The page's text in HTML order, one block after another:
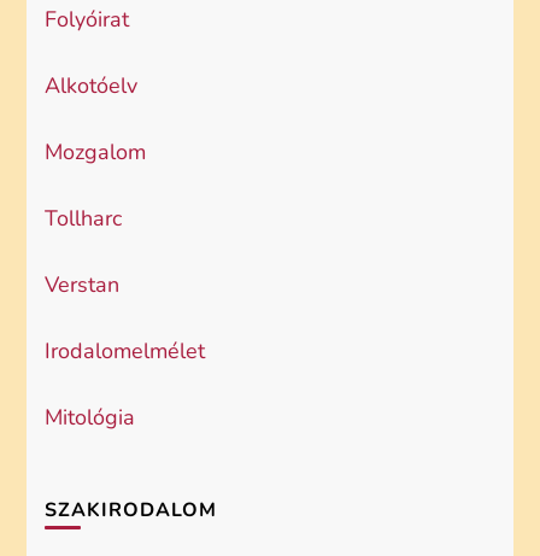
Folyóirat
Alkotóelv
Mozgalom
Tollharc
Verstan
Irodalomelmélet
Mitológia
SZAKIRODALOM